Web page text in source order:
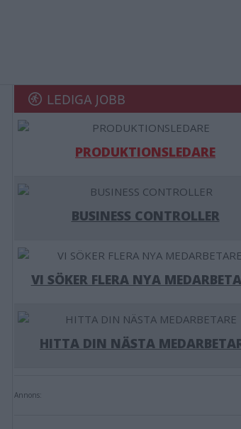
LEDIGA JOBB
PRODUKTIONSLEDARE
BUSINESS CONTROLLER
VI SÖKER FLERA NYA
HITTA DIN NÄSTA
Annons: